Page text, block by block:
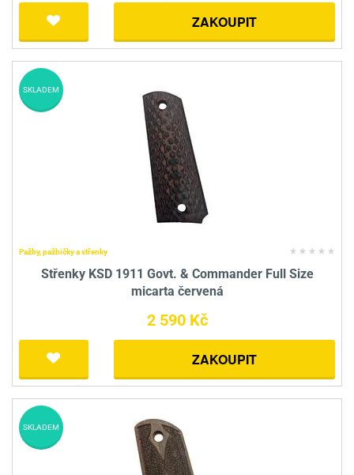
ZAKOUPIT
Pažby, pažbičky a střenky
Střenky KSD 1911 Govt. & Commander Full Size
micarta červená
2 590 Kč
ZAKOUPIT
SKLADEM
SKLADEM